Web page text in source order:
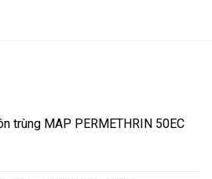
trùng MAP PERMETHRIN 50EC